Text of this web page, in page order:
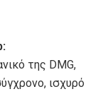
:
της DMG,
ισχυρό